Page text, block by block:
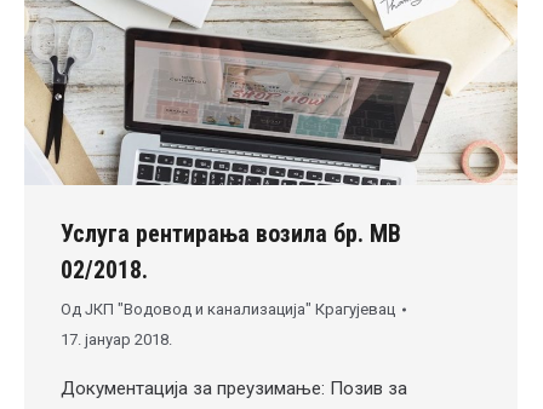
Услуга рентирања возила бр. MВ
02/2018.
Од ЈКП "Водовод и канализација" Крагујевац
17. јануар 2018.
Документација за преузимање: Позив за